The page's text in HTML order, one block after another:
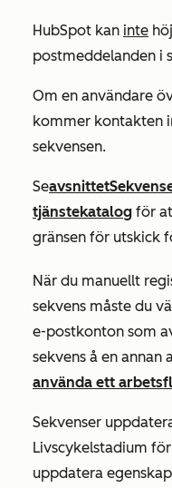
HubSpot kan inte
postmeddelanden i
Om en användare
kommer kontakten
sekvensen.
Seavsnittet
tjänstekatalog för
gränsen för utskick
När du manuellt
sekvens måste du
e-postkonton som
sekvens å en annan
använda ett
Sekvenser
Livscykelstadium
uppdatera